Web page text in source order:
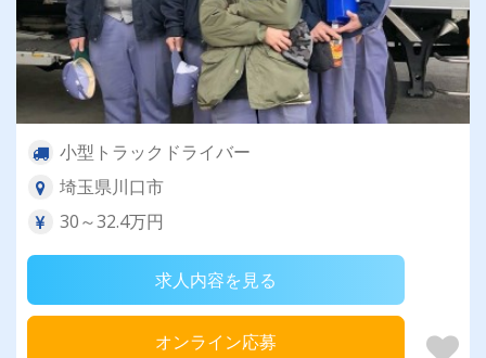
小型トラックドライバー
埼玉県川口市
30～32.4万円
求人内容を見る
オンライン応募